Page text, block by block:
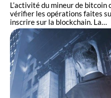
L’activité du mineur de
vérifier les opérations faites
inscrire sur la blockchain. La…